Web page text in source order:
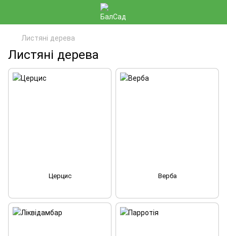
Листяні дерева
Листяні дерева
Церцис Верба